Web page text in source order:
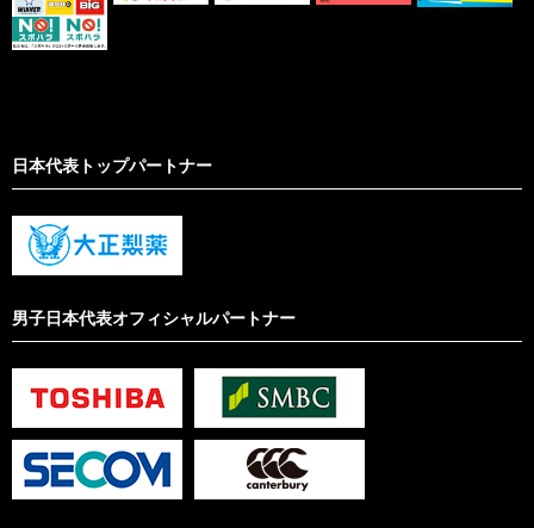
日本代表トップパートナー
男子日本代表オフィシャルパートナー